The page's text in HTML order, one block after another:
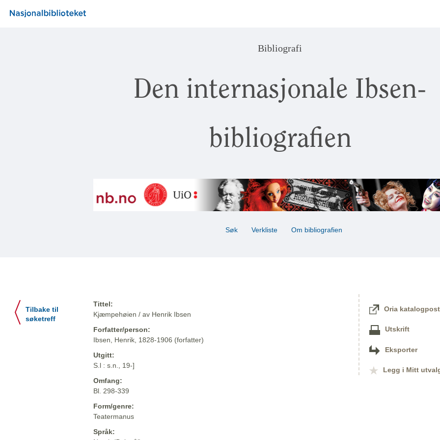
Bibliografi
Den internasjonale Ibsen-
bibliografien
Søk Verkliste Om bibliografien
Tilbake til
søketreff
Tittel:
Kjæmpehøien / av Henrik Ibsen
Forfatter/person:
Ibsen, Henrik, 1828-1906 (forfatter)
Utgitt:
S.l : s.n., 19-]
Omfang:
Bl. 298-339
Form/genre:
Teatermanus
Språk:
Oria katalogpost
Utskrift
Eksporter
Legg i Mitt